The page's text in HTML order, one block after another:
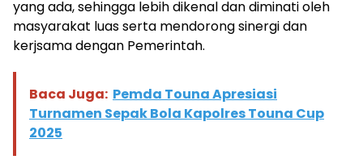
yang ada, sehingga lebih dikenal dan diminati oleh
masyarakat luas serta mendorong sinergi dan
kerjsama dengan Pemerintah.
Baca Juga: Pemda Touna Apresiasi
Turnamen Sepak Bola Kapolres Touna Cup
2025